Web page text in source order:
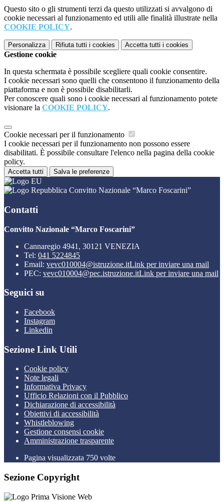
Questo sito o gli strumenti terzi da questo utilizzati si avvalgono di
cookie necessari al funzionamento ed utili alle finalità illustrate nella
COOKIE POLICY.
Personalizza Rifiuta tutti i cookies Accetta tutti i cookies
Gestione cookie
In questa schermata è possibile scegliere quali cookie consentire.
I cookie necessari sono quelli che consentono il funzionamento della
piattaforma e non è possibile disabilitarli.
Per conoscere quali sono i cookie necessari al funzionamento potete
visionare la COOKIE POLICY.
Cookie necessari per il funzionamento
I cookie necessari per il funzionamento non possono essere
disabilitati. È possibile consultare l'elenco nella pagina della cookie
policy.
Accetta tutti Salva le preferenze
Convitto Nazionale “Marco Foscarini”
Contatti
Convitto Nazionale “Marco Foscarini”
Cannaregio 4941, 30121 VENEZIA
Tel: 041 5224845
Email: vevc010004@istruzione.itLink per inviare una mail
PEC: vevc010004@pec.istruzione.itLink per inviare una mail
Seguici su
Facebook
Instagram
Linkedin
Sezione Link Utili
Cookie policy
Note legali
Informativa Privacy
Ufficio Relazioni con il Pubblico
Dichiarazione di accessibilità
Obiettivi di accessibilità
Whistleblowing
Gestione consensi cookie
Amministrazione trasparente
Pagina visualizzata 750 volte
Sezione Copyright